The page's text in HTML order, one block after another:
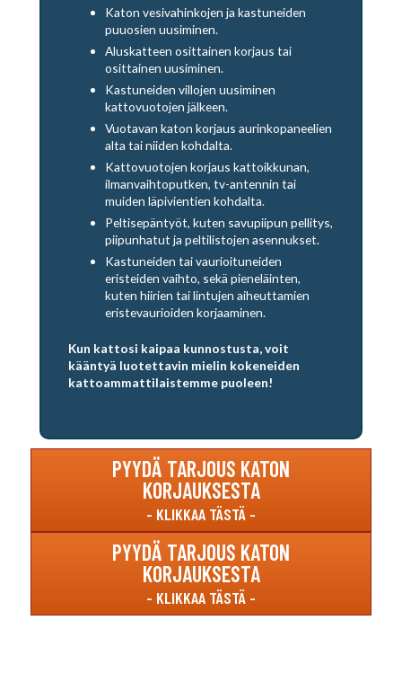
Katon vesivahinkojen ja kastuneiden
puuosien uusiminen.
Aluskatteen osittainen korjaus tai
osittainen uusiminen.
Kastuneiden villojen uusiminen
kattovuotojen jälkeen.
Vuotavan katon korjaus aurinkopaneelien
alta tai niiden kohdalta.
Kattovuotojen korjaus kattoikkunan,
ilmanvaihtoputken, tv-antennin tai
muiden läpivientien kohdalta.
Peltisepäntyöt, kuten savupiipun pellitys,
piipunhatut ja peltilistojen asennukset.
Kastuneiden tai vaurioituneiden
eristeiden vaihto, sekä pieneläinten,
kuten hiirien tai lintujen aiheuttamien
eristevaurioiden korjaaminen.
Kun kattosi kaipaa kunnostusta, voit
kääntyä luotettavin mielin kokeneiden
kattoammattilaistemme puoleen!
PYYDÄ TARJOUS KATON
KORJAUKSESTA
PYYDÄ TARJOUS KATON
KORJAUKSESTA